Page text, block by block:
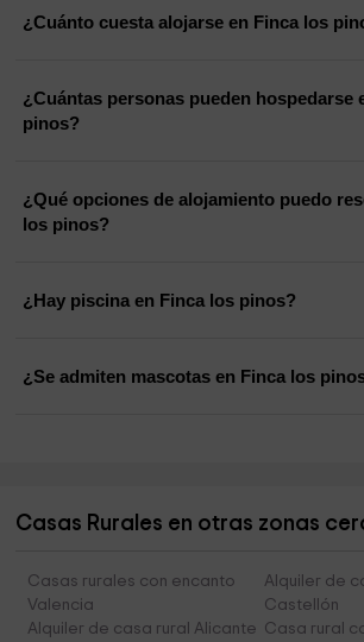
¿Cuánto cuesta alojarse en Finca los
¿Cuántas personas pueden hospedarse
pinos?
¿Qué opciones de alojamiento puedo
los pinos?
¿Hay piscina en Finca los pinos?
¿Se admiten mascotas en Finca los
Casas Rurales en otras zonas
Casas rurales con encanto
Valencia
Alquiler de
Castellón
Alquiler de casa rural Alicante Casa rural